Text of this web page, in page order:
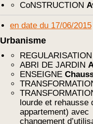
CoNSTRUCTION
en date du 17/06/2015
Urbanisme
ABRI DE JARDIN
ENSEIGNE
lourde et rehausse
appartement) avec
changement